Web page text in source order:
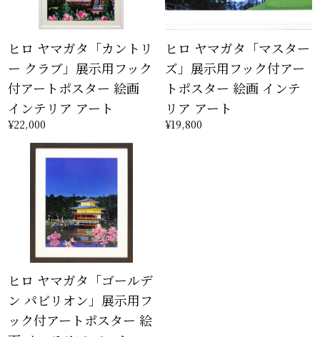
ヒロ ヤマガタ「カントリ
ー クラブ」展示用フック
付アートポスター 絵画
インテリア アート
¥22,000
ヒロ ヤマガタ「マスター
ズ」展示用フック付アー
トポスター 絵画 インテ
リア アート
¥19,800
ヒロ ヤマガタ「ゴールデ
ン パビリオン」展示用フ
ック付アートポスター 絵